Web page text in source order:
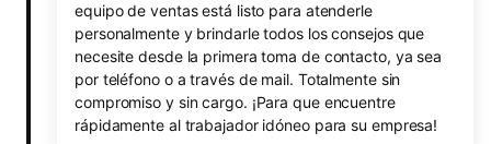
equipo de ventas está listo para atenderle
personalmente y brindarle todos los consejos que
necesite desde la primera toma de contacto, ya sea
por teléfono o a través de mail. Totalmente sin
compromiso y sin cargo. ¡Para que encuentre
rápidamente al trabajador idóneo para su empresa!